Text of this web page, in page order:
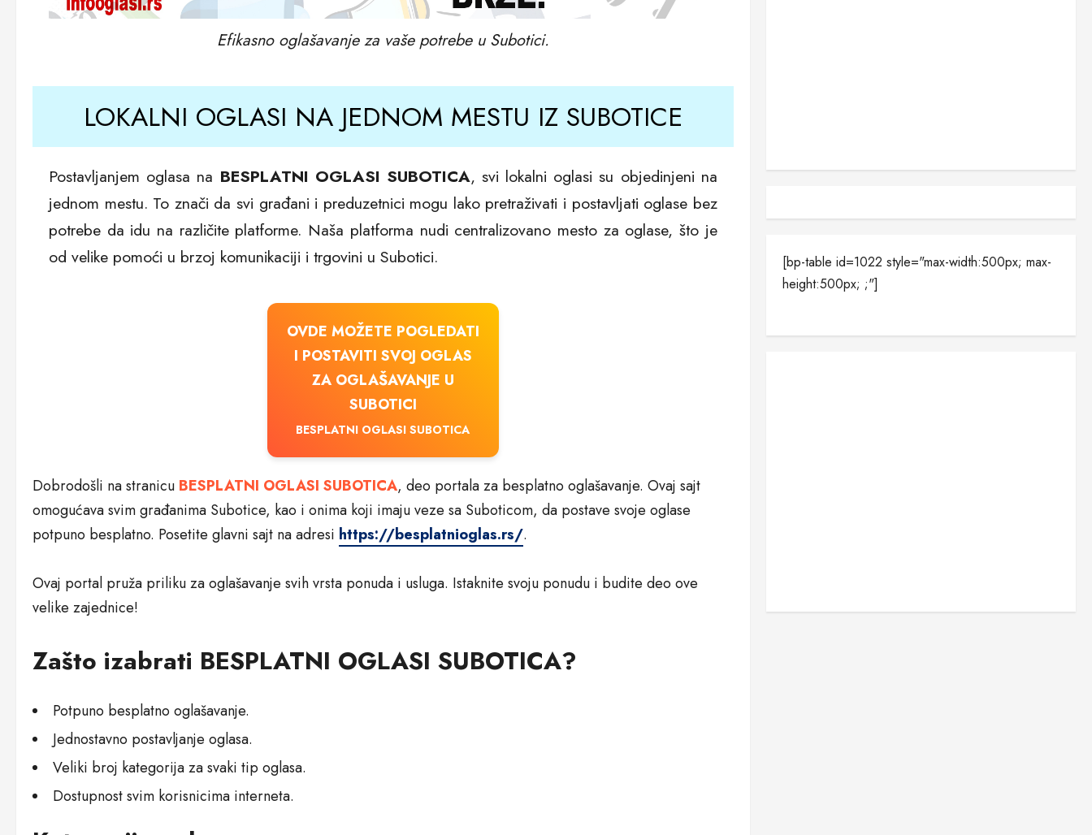
Efikasno oglašavanje za vaše potrebe u Subotici.
LOKALNI OGLASI NA JEDNOM MESTU IZ SUBOTICE
Postavljanjem oglasa na BESPLATNI OGLASI SUBOTICA, svi lokalni oglasi su objedinjeni na
jednom mestu. To znači da svi građani i preduzetnici mogu lako pretraživati i postavljati oglase bez
potrebe da idu na različite platforme. Naša platforma nudi centralizovano mesto za oglase, što je
od velike pomoći u brzoj komunikaciji i trgovini u Subotici.
OVDE MOŽETE POGLEDATI
I POSTAVITI SVOJ OGLAS
ZA OGLAŠAVANJE U
SUBOTICI
BESPLATNI OGLASI SUBOTICA
Dobrodošli na stranicu BESPLATNI OGLASI SUBOTICA, deo portala za besplatno oglašavanje. Ovaj sajt
omogućava svim građanima Subotice, kao i onima koji imaju veze sa Suboticom, da postave svoje oglase
potpuno besplatno. Posetite glavni sajt na adresi https://besplatnioglas.rs/.
Ovaj portal pruža priliku za oglašavanje svih vrsta ponuda i usluga. Istaknite svoju ponudu i budite deo ove
velike zajednice!
Zašto izabrati BESPLATNI OGLASI SUBOTICA?
Potpuno besplatno oglašavanje.
Jednostavno postavljanje oglasa.
Veliki broj kategorija za svaki tip oglasa.
Dostupnost svim korisnicima interneta.
[bp-table id=1022 style="max-width:500px; max-
height:500px; ;"]